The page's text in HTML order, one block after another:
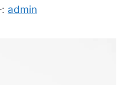
admin